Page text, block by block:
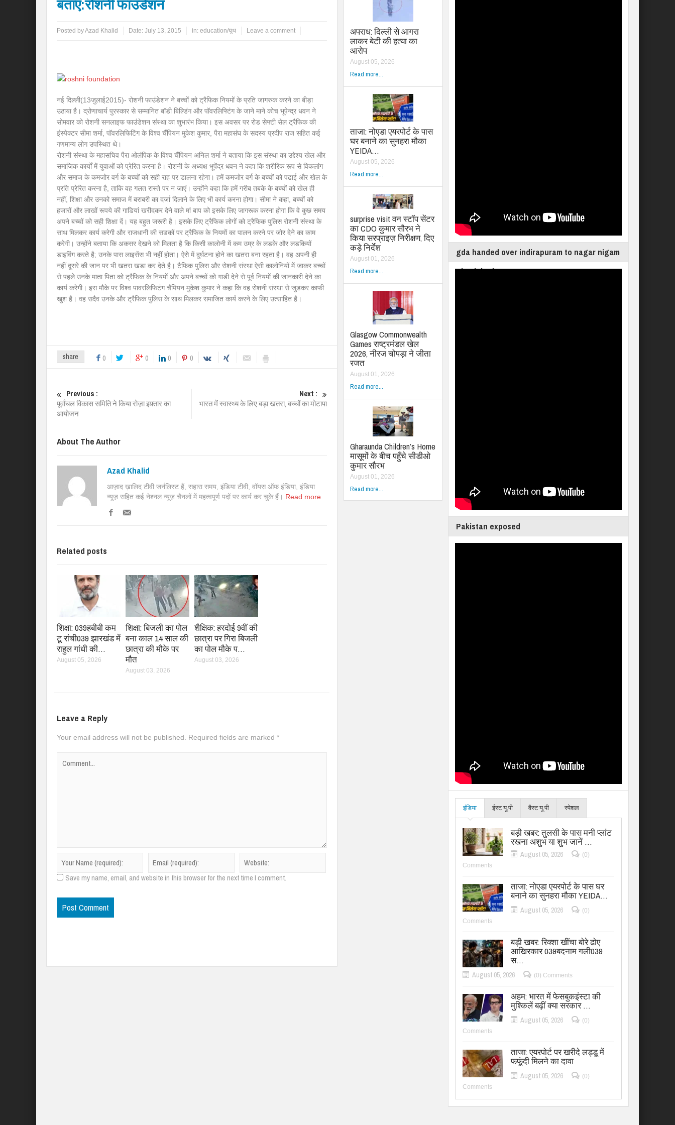
बताएं:रोशनी फाउंडेशन
Posted byAzad Khalid Date: July 13, 2015 in: education/यूथ Leave a comment
नई दिल्ली(13जुलाई2015)- रोशनी फाउंडेशन ने बच्चों को ट्रैफिक नियमों के प्रति जागरुक करने का बीड़ा
उठाया है। द्रोणाचार्य पुरस्कार से सम्मानित बॉडी बिल्डिंग और पॉवरलिफ्टिंग के जाने माने कोच भूपेन्द्र धवन ने
सोमवार को रोशनी सनलाइफ फाउंडेशन संस्था का शुभारंभ किया। इस अवसर पर रोड सेफ्टी सेल ट्रैफिक की
इंस्पेक्टर सीमा शर्मा, पॉवरलिफिटिंग के विश्व चैंपियन मुकेश कुमार, पैरा महासंघ के सदस्य प्रदीप राज सहित कई
गणमान्य लोग उपस्थित थे।
रोशनी संस्था के महासचिव पैरा ओलंपिक के विश्व चैंपियन अनिल शर्मा ने बताया कि इस संस्था का उद्देश्य खेल और
समाजिक कार्यों में युवाओं को प्रेरित करना है। रोशनी के अध्यक्ष भूपेंद्र धवन ने कहा कि शरीरिक रूप से विकलांग
और समाज के कमजोर वर्ग के बच्चों को सही राह पर डालना रहेगा। हमें कमजोर वर्ग के बच्चों को पढाई और खेल के
प्रति प्रेरित करना है, ताकि वह गलत रास्ते पर न जाएं। उन्होंने कहा कि हमें गरीब तबके के बच्चों को खेल ही
नहीं, शिक्षा और उनको समाज में बराबरी का दर्जा दिलाने के लिए भी कार्य करना होगा। सीमा ने कहा, बच्चों को
हजारों और लाखों रूपये की गाडियां खरीदकर देने वाले मां बाप को इसके लिए जागरूक करना होगा कि वे कुछ समय
अपने बच्चों को सही शिक्षा दें। यह बहुत जरूरी है। इसके लिए ट्रैफिक लोगों को ट्रैफिक पुलिस रोशनी संस्था के
साथ मिलकर कार्य करेगी और राजधानी की सडकों पर ट्रैफिक के नियमों का पालन करने पर जोर देने का काम
करेगी। उन्होंने बताया कि अकसर देखने को मिलता है कि किसी कालोनी में कम उम्र के लडके और लडकियों
डाइविंग करते है; उनके पास लाइसेंस भी नहीं होता। ऐसे में दुर्घटना होने का खतरा बना रहता है। वह अपनी ही
नहीं दूसरे की जान पर भी खतरा खडा कर देते है। टैफिक पुलिस और रोशनी संस्था ऐसी कालोनियों में जाकर बच्चों
से पहले उनके माता पिता को ट्रैफिक के नियमों और अपने बच्चों को गाडी देने से पूर्व नियमों की जानकारी देने का
कार्य करेगी। इस मौके पर विश्व पावरलिफिटंग चैंपियन मुकेश कुमार ने कहा कि वह रोशनी संस्था से जुडकर काफी
खुश है। वह सदैव उनके और ट्रैफिक पुलिस के साथ मिलकर समाजित कार्य करने के लिए उत्साहित है।
share 0 0 0 0
Previous :
पूर्वांचल विकास समिति ने किया रोज़ा इफ़्तार का
आयोजन
Next :
भारत में स्वास्थ्य के लिए बड़ा खतरा, बच्चों का मोटापा
About The Author
Azad Khalid
आज़ाद ख़ालिद टीवी जर्नलिस्ट हैं, सहारा समय, इंडिया टीवी, वॉयस ऑफ इंडिया, इंडिया
न्यूज़ सहित कई नेश्नल न्यूज़ चैनलों में महत्वपूर्ण पदों पर कार्य कर चुके हैं। Read more
Related posts
शिक्षा: 039हबीबी कम
टू रांची039 झारखंड में
राहुल गांधी की…
August 05, 2026
शिक्षा: बिजली का पोल
बना काल 14 साल की
छात्रा की मौके पर
मौत
August 03, 2026
शैक्षिक: हरदोई 9वीं की
छात्रा पर गिरा बिजली
का पोल मौके प…
August 03, 2026
Leave a Reply
Your email address will not be published. Required fields are marked *
Save my name, email, and website in this browser for the next time I comment.
अपराध: दिल्ली से आगरा
लाकर बेटी की हत्या का
आरोप
August 05, 2026
Read more...
ताजा: नोएडा एयरपोर्ट के पास
घर बनाने का सुनहरा मौका
YEIDA…
August 05, 2026
Read more...
surprise visit वन स्टॉप सेंटर
का CDO कुमार सौरभ ने
किया सरप्राइज़ निरीक्षण, दिए
कड़े निर्देश
August 01, 2026
Read more...
Glasgow Commonwealth
Games राष्ट्रमंडल खेल
2026, नीरज चोपड़ा ने जीता
रजत
August 01, 2026
Read more...
Gharaunda Children’s Home
मासूमों के बीच पहुँचे सीडीओ
कुमार सौरभ
August 01, 2026
Read more...
gda handed over indirapuram to nagar nigam
ghaziabad
Pakistan exposed
इंडिया ईस्ट यू.पी वैस्ट यू.पी स्पेशल
बड़ी खबर: तुलसी के पास मनी प्लांट
रखना अशुभ या शुभ जानें …
August 05, 2026
(0)
Comments
ताजा: नोएडा एयरपोर्ट के पास घर
बनाने का सुनहरा मौका YEIDA…
August 05, 2026
(0)
Comments
बड़ी खबर: रिक्शा खींचा बोरे ढोए
आखिरकार 039बदनाम गली039
स…
August 05, 2026 (0) Comments
अहम: भारत में फेसबुकइंस्टा की
मुश्किलें बढ़ीं क्या सरकार …
August 05, 2026
(0)
Comments
ताजा: एयरपोर्ट पर खरीदे लड्डू में
फफूंदी मिलने का दावा
August 05, 2026
(0)
Comments